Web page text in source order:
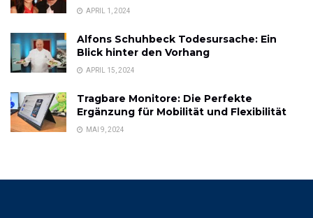
APRIL 1, 2024
Alfons Schuhbeck Todesursache: Ein
Blick hinter den Vorhang
APRIL 15, 2024
Tragbare Monitore: Die Perfekte
Ergänzung für Mobilität und Flexibilität
MAI 9, 2024